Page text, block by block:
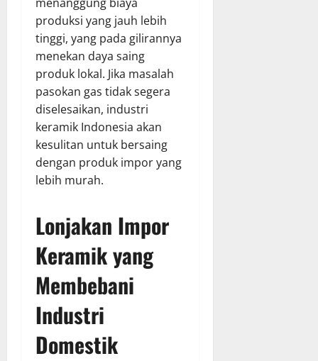
produksi yang jauh lebih
tinggi, yang pada gilirannya
menekan daya saing
produk lokal. Jika masalah
pasokan gas tidak segera
diselesaikan, industri
keramik Indonesia akan
kesulitan untuk bersaing
dengan produk impor yang
lebih murah.
Lonjakan Impor
Keramik yang
Membebani
Industri
Domestik